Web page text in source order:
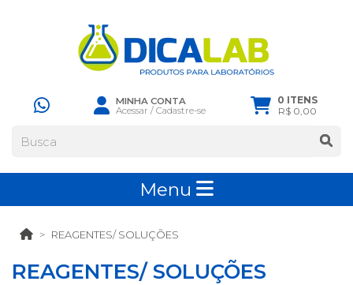
MINHA CONTA
Acessar /Cadastre-se
0 ITENS
R$ 0,00
Menu
REAGENTES/ SOLUÇÕES
REAGENTES/ SOLUÇÕES